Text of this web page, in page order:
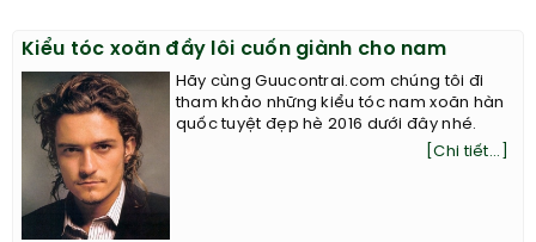
Kiểu tóc xoăn đầy lôi cuốn giành cho nam
Hãy cùng Guucontrai.com chúng tôi đi
tham khảo những kiểu tóc nam xoăn hàn
quốc tuyệt đẹp hè 2016 dưới đây nhé.
[Chi tiết...]